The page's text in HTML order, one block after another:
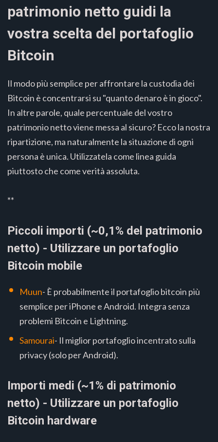
patrimonio netto guidi la
vostra scelta del portafoglio
Bitcoin
Il modo più semplice per affrontare la custodia dei
Bitcoin è concentrarsi su "quanto denaro è in gioco".
In altre parole, quale percentuale del vostro
patrimonio netto viene messa al sicuro? Ecco la nostra
ripartizione, ma naturalmente la situazione di ogni
persona è unica. Utilizzatela come linea guida
piuttosto che come verità assoluta.
**
Piccoli importi (~0,1% del patrimonio
netto) - Utilizzare un portafoglio
Bitcoin mobile
Muun- È probabilmente il portafoglio bitcoin più
semplice per iPhone e Android. Integra senza
problemi Bitcoin e Lightning.
Samourai- Il miglior portafoglio incentrato sulla
privacy (solo per Android).
Importi medi (~1% di patrimonio
netto) - Utilizzare un portafoglio
Bitcoin hardware